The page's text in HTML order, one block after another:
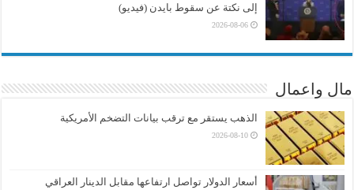
إلى نكتة عن سقوط بايدن (فيديو)
2026-08-06
مال واعمال
الذهب يستقر مع ترقب بيانات التضخم الأمريكية
2026-08-10
أسعار الدولار تواصل ارتفاعها مقابل الدينار العراقي